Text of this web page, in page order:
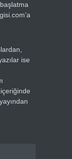
ise